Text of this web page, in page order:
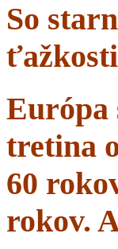
So
Európa
tretina
60
rokov.